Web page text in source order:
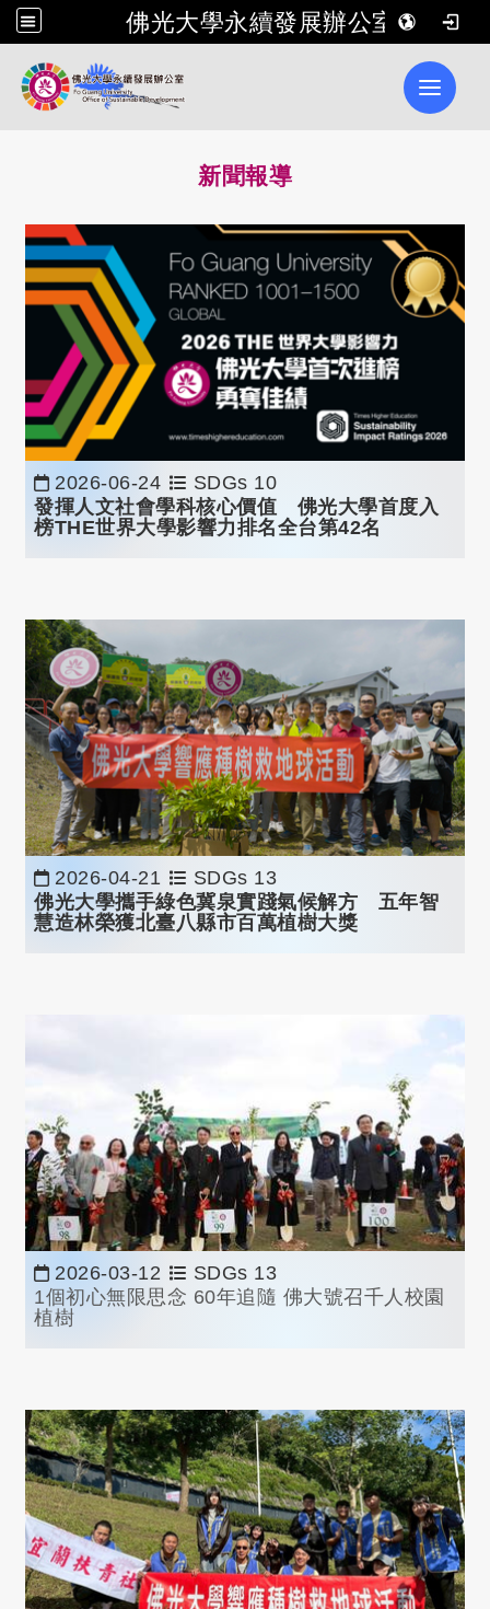
佛光大學永續發展辦公室
Toggle
新聞報導
2026-06-24
SDGs 10
發揮人文社會學科核心價值 佛光大學首度入
榜THE世界大學影響力排名全台第42名
2026-04-21
SDGs 13
佛光大學攜手綠色冀泉實踐氣候解方 五年智
慧造林榮獲北臺八縣市百萬植樹大獎
2026-03-12
SDGs 13
1個初心無限思念 60年追隨 佛大號召千人校園
植樹